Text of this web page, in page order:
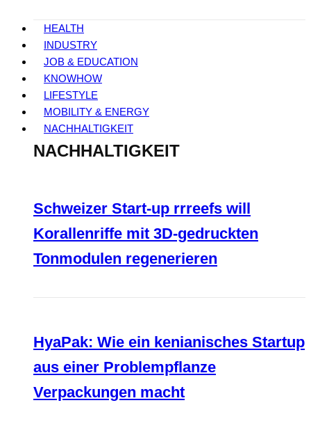
HEALTH
INDUSTRY
JOB & EDUCATION
KNOWHOW
LIFESTYLE
MOBILITY & ENERGY
NACHHALTIGKEIT
NACHHALTIGKEIT
Schweizer Start-up rrreefs will
Korallenriffe mit 3D-gedruckten
Tonmodulen regenerieren
HyaPak: Wie ein kenianisches Startup
aus einer Problempflanze
Verpackungen macht